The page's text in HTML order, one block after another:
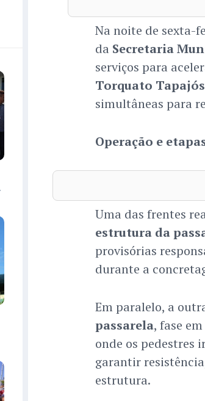
Manaus
Na noite de sexta-
da Secretaria
serviços para
Torquato Tapajós
simultâneas para
Operação e
Uma das frentes
estrutura da
provisórias
durante a
Em paralelo, a
passarela, fase
onde os pedestres
garantir
estrutura.